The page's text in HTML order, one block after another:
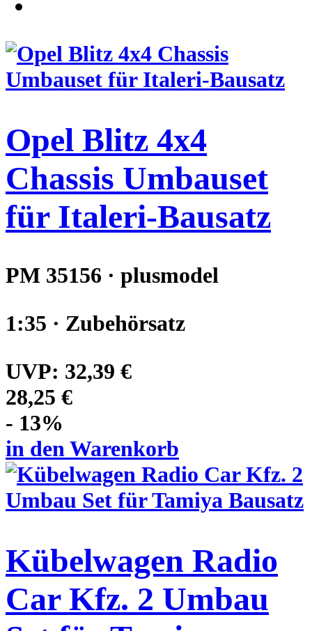
Opel Blitz 4x4
Chassis Umbauset
für Italeri-Bausatz
PM 35156 · plusmodel
1:35 · Zubehörsatz
UVP: 32,39 €
28,25 €
- 13%
in den Warenkorb
Kübelwagen Radio
Car Kfz. 2 Umbau